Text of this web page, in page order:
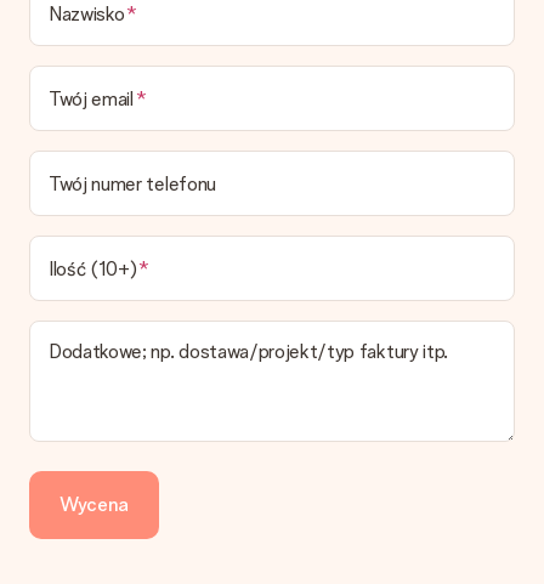
stronie produktu pokazujemy najbardziej prawdopodobną
datę doręczenia w momencie składania zamówienia.
Jaki jest czas dostawy i kiedy otrzymam mój prezent?
Przewidywany czas dostawy można znaleźć na stronie
produktu.
Jakie opcje dostawy mogę wybrać?
W koszyku zamówień mamy kilka opcji dostawy. Termin
pokazany na stronie produktu odnosi się do najtańszej i
najwolniejszej formy wysyłki.
Zapłata
Dotpay, karta kredytowa, lub przelew bankowy. W przypadku
dni przedłużenia dostawy - kwota musi zostać zaksięgowana,
aby zamówienie trafiło do produkcji. Robiąc przelew, należy
wybrać Przelew Krajowy Europejski.
Nazwisko
Twój email
Twój numer telefonu
Ilość (10+)
Dodatkowe; np. dostawa/projekt/typ faktury itp.
Wycena